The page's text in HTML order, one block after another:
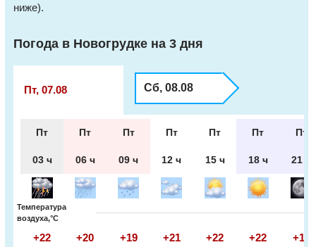
ниже).
Погода в Новогрудке на 3 дня
Пт, 07.08 Сб, 08.08
Пт Пт Пт Пт Пт Пт Пт
03 ч 06 ч 09 ч 12 ч 15 ч 18 ч 21 ч
Температура
воздуха,°С
+22 +20 +19 +21 +22 +22 +18